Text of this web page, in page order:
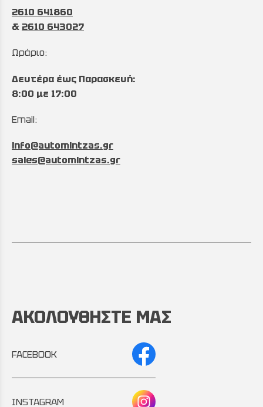
2610 641860
& 2610 643027
Ωράριο:
Δευτέρα έως Παρασκευή:
8:00 με 17:00
Email:
info@automintzas.gr
sales@automintzas.gr
ΑΚΟΛΟΥΘΗΣΤΕ ΜΑΣ
FACEBOOK
INSTAGRAM